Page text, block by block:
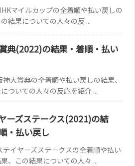
マイルカップの全着順や払い戻しの
結果についての人々の反 ...
典(2022)の結果・着順・払い
大賞典の全着順や払い戻しの結果、
ついての人々の反応を紹介 ...
ーズステークス(2021)の結
・払い戻し
テイヤーズステークスの全着順や払い
、この結果についての人々 ...